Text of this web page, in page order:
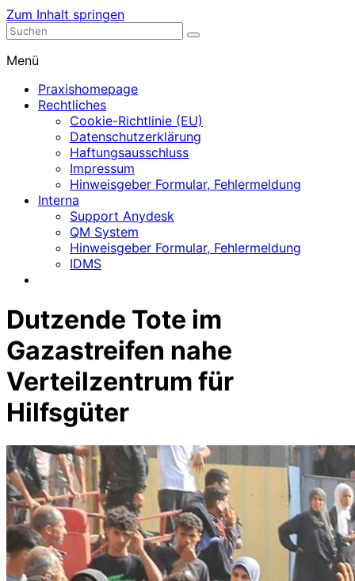
Zum Inhalt springen
Nephrologische Praxis mit Dialyse
Menü
Praxishomepage
Rechtliches
Cookie-Richtlinie (EU)
Datenschutzerklärung
Haftungsausschluss
Impressum
Hinweisgeber Formular, Fehlermeldung
Interna
Support Anydesk
QM System
Hinweisgeber Formular, Fehlermeldung
IDMS
Dutzende Tote im
Gazastreifen nahe
Verteilzentrum für
Hilfsgüter